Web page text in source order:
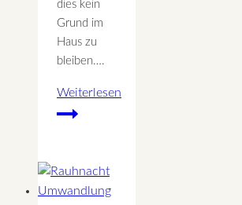
dies kein
Grund im
Haus zu
bleiben….
Weiterlesen
Lass
steigen